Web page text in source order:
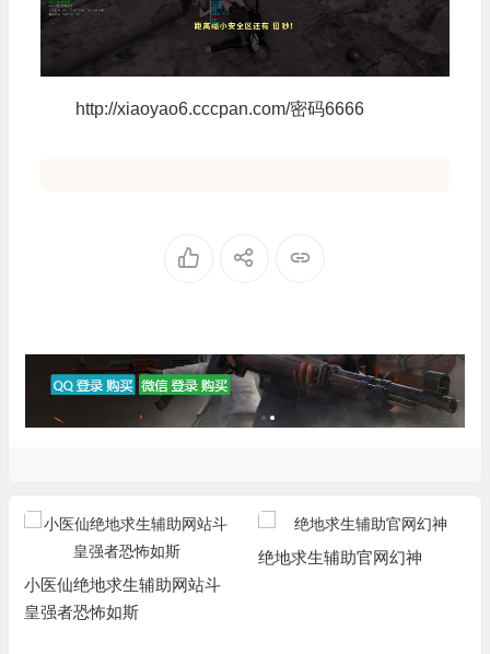
http://xiaoyao6.cccpan.com/密码6666
小医仙绝地求生辅助网站斗
皇强者恐怖如斯
绝地求生辅助官网幻神